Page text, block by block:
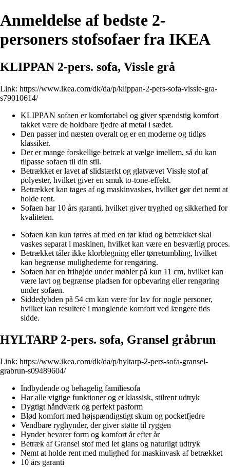
Anmeldelse af bedste 2-
personers stofsofaer fra IKEA
KLIPPAN 2-pers. sofa, Vissle grå
Link: https://www.ikea.com/dk/da/p/klippan-2-pers-sofa-vissle-gra-
s79010614/
KLIPPAN sofaen er komfortabel og giver spændstig komfort
takket være de holdbare fjedre af metal i sædet.
Den passer ind næsten overalt og er en moderne og tidløs
klassiker.
Der er mange forskellige betræk at vælge imellem, så du kan
tilpasse sofaen til din stil.
Betrækket er lavet af slidstærkt og glatvævet Vissle stof af
polyester, hvilket giver en smuk to-tone-effekt.
Betrækket kan tages af og maskinvaskes, hvilket gør det nemt at
holde rent.
Sofaen har 10 års garanti, hvilket giver tryghed og sikkerhed for
kvaliteten.
Sofaen kan kun tørres af med en tør klud og betrækket skal
vaskes separat i maskinen, hvilket kan være en besværlig proces.
Betrækket tåler ikke klorblegning eller tørretumbling, hvilket
kan begrænse mulighederne for rengøring.
Sofaen har en frihøjde under møbler på kun 11 cm, hvilket kan
være lavt og begrænse pladsen for opbevaring eller rengøring
under sofaen.
Siddedybden på 54 cm kan være for lav for nogle personer,
hvilket kan resultere i manglende komfort ved længere tids
sidde.
HYLTARP 2-pers. sofa, Gransel gråbrun
Link: https://www.ikea.com/dk/da/p/hyltarp-2-pers-sofa-gransel-
grabrun-s09489604/
Indbydende og behagelig familiesofa
Har alle vigtige funktioner og et klassisk, stilrent udtryk
Dygtigt håndværk og perfekt pasform
Blød komfort med højspændigstigt skum og pocketfjedre
Vendbare ryghynder, der giver støtte til ryggen
Hynder bevarer form og komfort år efter år
Betræk af Gransel stof med let glans og naturligt udtryk
Nemt at holde rent med mulighed for maskinvask af betrækket
10 års garanti